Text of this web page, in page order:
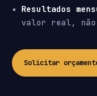
Resultados
valor real, não
Solicitar